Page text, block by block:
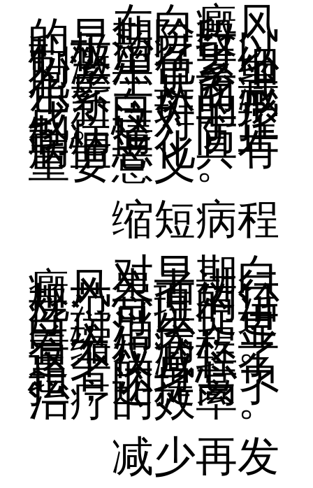
在白癜风
的早期阶段，
积极治疗可以
刺激黑色素细
胞产生更多黑
色素，从而减
少新白斑的形
成。这对于控
制病情、防止
病情恶化具有
重要意义。
缩短病程
对早期白
癜风患者进行
规范合理的治
疗，可以促进
白斑消失，显
着缩短病程。
这不仅减轻了
患者的身心负
担，还提高了
治疗的效率。
减少再发